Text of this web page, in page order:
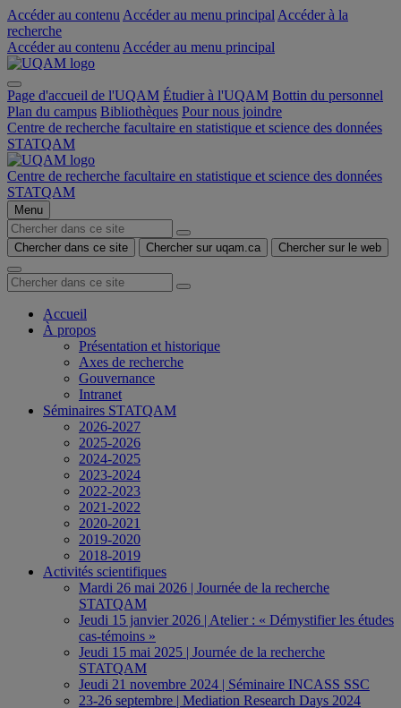
Accéder au contenu Accéder au menu principal Accéder à la
recherche
Accéder au contenu Accéder au menu principal
Page d'accueil de l'UQAM Étudier à l'UQAM Bottin du personnel
Plan du campus Bibliothèques Pour nous joindre
Centre de recherche facultaire en statistique et science des données
STATQAM
Centre de recherche facultaire en statistique et science des données
STATQAM
Menu
Chercher dans ce site Chercher sur uqam.ca Chercher sur le web
Accueil
À propos
Présentation et historique
Axes de recherche
Gouvernance
Intranet
Séminaires STATQAM
2026-2027
2025-2026
2024-2025
2023-2024
2022-2023
2021-2022
2020-2021
2019-2020
2018-2019
Activités scientifiques
Mardi 26 mai 2026 | Journée de la recherche
STATQAM
Jeudi 15 janvier 2026 | Atelier : « Démystifier les études
cas-témoins »
Jeudi 15 mai 2025 | Journée de la recherche
STATQAM
Jeudi 21 novembre 2024 | Séminaire INCASS SSC
23-26 septembre | Mediation Research Days 2024